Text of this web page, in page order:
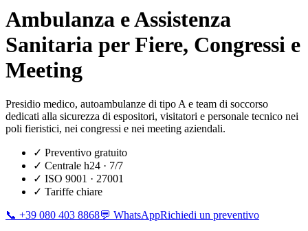
Ambulanza e Assistenza
Sanitaria per Fiere, Congressi e
Meeting
Presidio medico, autoambulanze di tipo A e team di soccorso
dedicati alla sicurezza di espositori, visitatori e personale tecnico nei
poli fieristici, nei congressi e nei meeting aziendali.
✓ Preventivo gratuito
✓ Centrale h24 · 7/7
✓ ISO 9001 · 27001
✓ Tariffe chiare
📞 +39 080 403 8868💬 WhatsAppRichiedi un preventivo